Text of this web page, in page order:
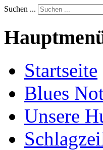
Suchen ...
Startseite
Blues
Unsere